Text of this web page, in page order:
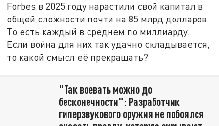
Forbes в 2025 году нарастили свой капитал в
общей сложности почти на 85 млрд долларов.
То есть каждый в среднем по миллиарду.
Если война для них так удачно складывается,
то какой смысл её прекращать?
"Так воевать можно до
бесконечности": Разработчик
гиперзвукового оружия не побоялся